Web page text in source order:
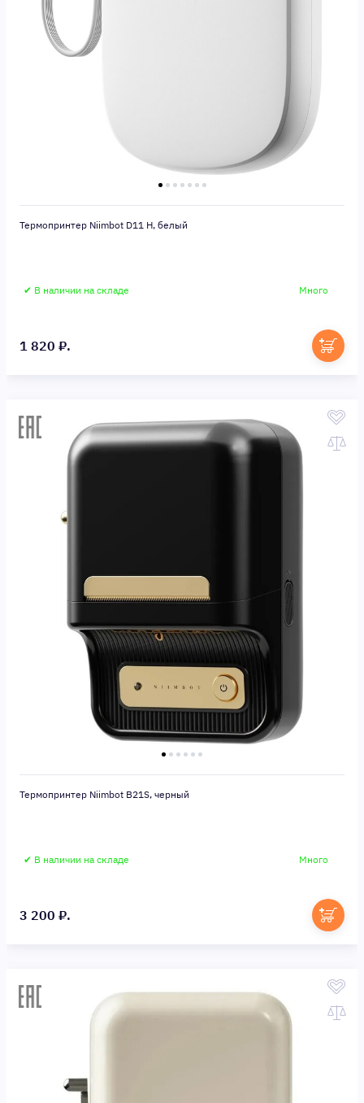
Термопринтер Niimbot D11 H, белый
✔ В наличии на складе Много
1 820 ₽.
Термопринтер Niimbot B21S, черный
✔ В наличии на складе Много
3 200 ₽.